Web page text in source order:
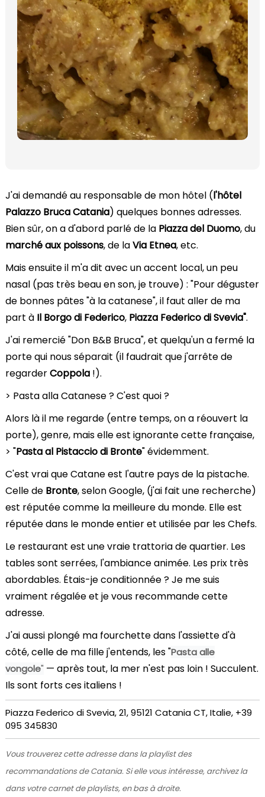
J'ai demandé au responsable de mon hôtel (l'hôtel
Palazzo Bruca Catania) quelques bonnes adresses.
Bien sûr, on a d'abord parlé de la Piazza del Duomo, du
marché aux poissons, de laVia Etnea, etc.
Mais ensuite il m'a dit avec un accent local, un peu
nasal (pas très beau en son, je trouve) : "Pour déguster
de bonnes pâtes "à la catanese", il faut aller de ma
part à Il Borgo di Federico, Piazza Federico di Svevia".
J'ai remercié "Don B&B Bruca", et quelqu'un a fermé la
porte qui nous séparait (il faudrait que j'arrête de
regarderCoppola !).
> Pasta alla Catanese ? C'est quoi ?
Alors là il me regarde (entre temps, on a réouvert la
porte), genre, mais elle est ignorante cette française,
> "Pasta al Pistaccio di Bronte" évidemment.
C'est vrai que Catane est l'autre pays de la pistache.
Celle de Bronte, selon Google, (j'ai fait une recherche)
est réputée comme la meilleure du monde. Elle est
réputée dans le monde entier et utilisée par les Chefs.
Le restaurant est une vraie trattoria de quartier. Les
tables sont serrées, l'ambiance animée. Les prix très
abordables. Étais-je conditionnée ? Je me suis
vraiment régalée et je vous recommande cette
adresse.
J'ai aussi plongé ma fourchette dans l'assiette d'à
côté, celle de ma fille j'entends, les "Pasta alle
vongole" — après tout, la mer n'est pas loin ! Succulent.
Ils sont forts ces italiens !
Piazza Federico di Svevia, 21, 95121 Catania CT, Italie, +39
095 345830
Vous trouverez cette adresse dans la playlist des
recommandations de Catania. Si elle vous intéresse, archivez la
dans votre carnet de playlists, en bas à droite.